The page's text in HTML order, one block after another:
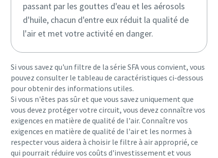
passant par les gouttes d'eau et les aérosols
d'huile, chacun d'entre eux réduit la qualité de
l'air et met votre activité en danger.
Si vous savez qu'un filtre de la série SFA vous convient, vous
pouvez consulter le tableau de caractéristiques ci-dessous
pour obtenir des informations utiles.
Si vous n'êtes pas sûr et que vous savez uniquement que
vous devez protéger votre circuit, vous devez connaître vos
exigences en matière de qualité de l'air. Connaître vos
exigences en matière de qualité de l'air et les normes à
respecter vous aidera à choisir le filtre à air approprié, ce
qui pourrait réduire vos coûts d'investissement et vous